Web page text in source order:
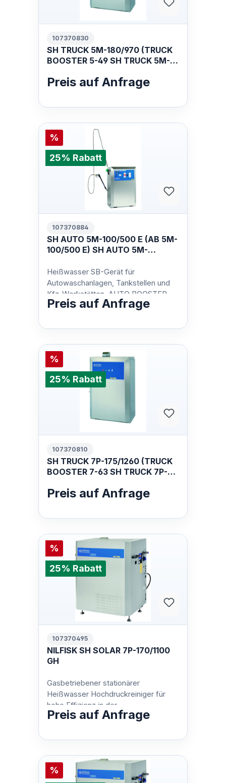
107370830
SH TRUCK 5M-180/970 (TRUCK
BOOSTER 5-49 SH TRUCK 5M-
Preis auf Anfrage
%
25% Rabatt
107370884
SH AUTO 5M-100/500 E (AB 5M-
100/500 E) SH AUTO 5M-
Heißwasser SB-Gerät für
Autowaschanlagen, Tankstellen und
Kfz-Werkstätten. AUTO BOOSTER
stehen für niedrige Betriebskosten
Preis auf Anfrage
%
25% Rabatt
107370810
SH TRUCK 7P-175/1260 (TRUCK
BOOSTER 7-63 SH TRUCK 7P-
Preis auf Anfrage
%
25% Rabatt
107370495
NILFISK SH SOLAR 7P-170/1100
GH
Gasbetriebener stationärer
Heißwasser Hochdruckreiniger für
hohe Effizienz in der
Automobilbranche und der
is…
Preis auf Anfrage
%